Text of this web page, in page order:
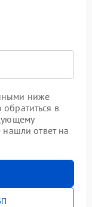
ниже
в
нашли ответ на